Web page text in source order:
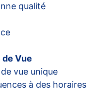
qualité
Vue
vue unique
à des horaires